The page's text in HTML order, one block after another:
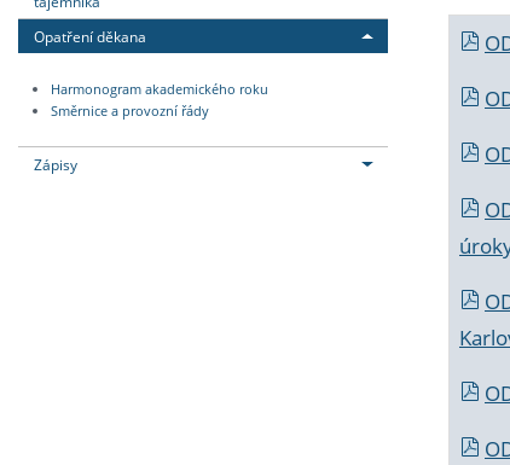
Opatření děkana
Harmonogram akademického roku
Směrnice a provozní řády
Zápisy